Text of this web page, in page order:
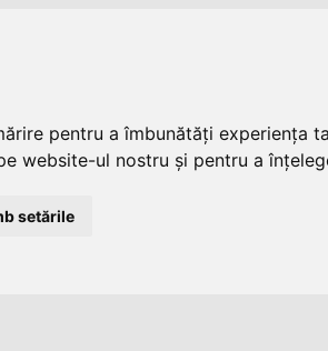
pentru a îmbunătăți experiența
website-ul nostru și pentru a
setările